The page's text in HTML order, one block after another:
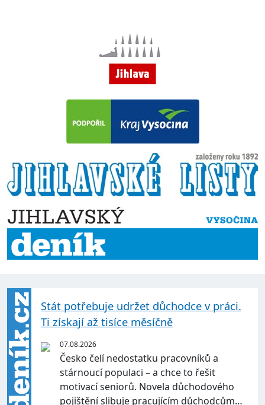
Stát potřebuje udržet důchodce v práci.
Ti získají až tisíce měsíčně
07.08.2026
Česko čelí nedostatku pracovníků a
stárnoucí populaci – a chce to řešit
motivací seniorů. Novela důchodového
pojištění slibuje pracujícím důchodcům…